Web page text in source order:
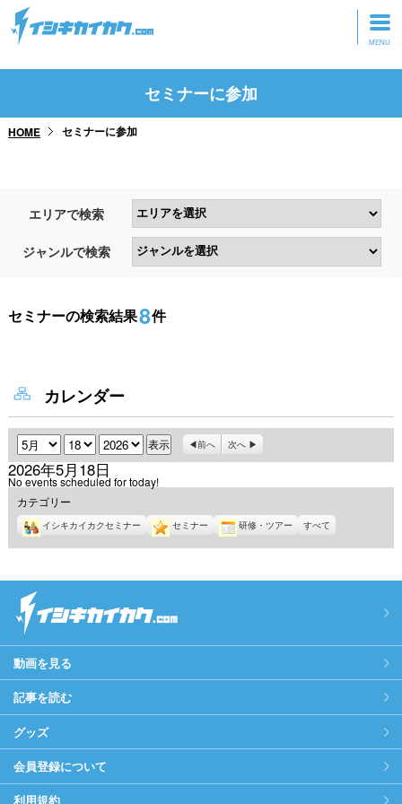
トップページ
研修・ツアーに参加
セミナーに参加
HOME セミナーに参加
エリアで検索
ジャンルで検索
セミナーの検索結果8件
カレンダー
月 日 年 前へ 次へ
2026年5月18日
No events scheduled for today!
カテゴリー
イシキカイカクセミナー セミナー 研修・ツアー すべて
動画を見る
記事を読む
グッズ
会員登録について